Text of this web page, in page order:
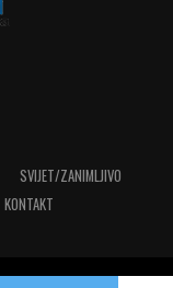
SVIJET/ZANIMLJIVO
KONTAKT